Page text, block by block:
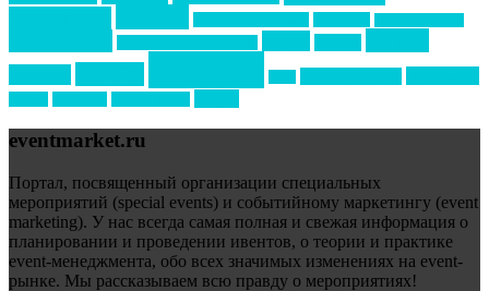
eventmarket.ru
Портал, посвященный организации специальных
мероприятий (special events) и событийному маркетингу (event
marketing). У нас всегда самая полная и свежая информация о
планировании и проведении ивентов, о теории и практике
event-менеджмента, обо всех значимых изменениях на event-
рынке. Мы рассказываем всю правду о мероприятиях!